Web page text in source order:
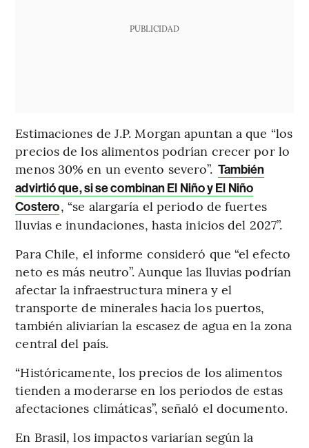
PUBLICIDAD
Estimaciones de J.P. Morgan apuntan a que “los
precios de los alimentos podrían crecer por lo
menos 30% en un evento severo”. También
advirtió que, si se combinan El Niño y El Niño
Costero, “se alargaría el periodo de fuertes
lluvias e inundaciones, hasta inicios del 2027”.
Para Chile, el informe consideró que “el efecto
neto es más neutro”. Aunque las lluvias podrían
afectar la infraestructura minera y el
transporte de minerales hacia los puertos,
también aliviarían la escasez de agua en la zona
central del país.
“Históricamente, los precios de los alimentos
tienden a moderarse en los periodos de estas
afectaciones climáticas”, señaló el documento.
En Brasil, los impactos variarían según la